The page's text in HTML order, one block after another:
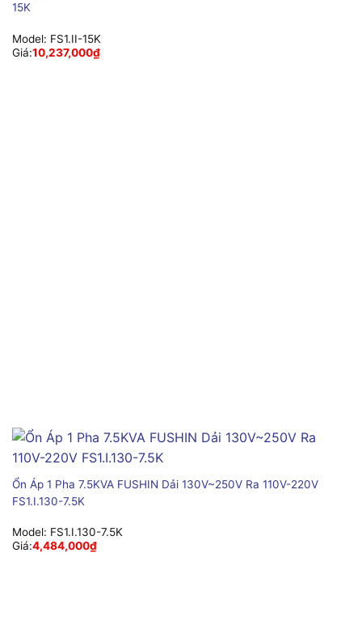
15K
Model: FS1.II-15K
Giá:10,237,000₫
Ổn Áp 1 Pha 7.5KVA FUSHIN Dải 130V~250V Ra 110V-220V
FS1.I.130-7.5K
Model: FS1.I.130-7.5K
Giá:4,484,000₫